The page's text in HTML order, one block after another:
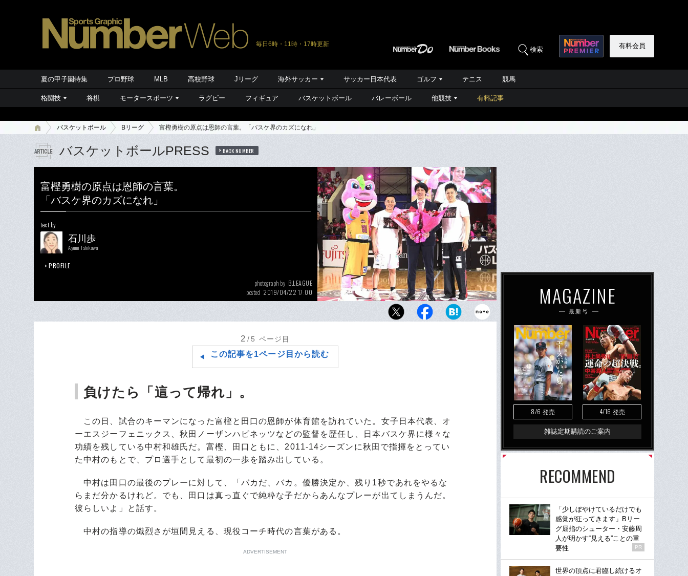
毎日6時・11時・17時更新
検索 有料会員
夏の甲子園特集 プロ野球 MLB 高校野球 Jリーグ 海外サッカー サッカー日本代表 ゴルフ テニス 競馬
格闘技 将棋 モータースポーツ ラグビー フィギュア バスケットボール バレーボール 他競技 有料記事
バスケットボール Bリーグ 富樫勇樹の原点は恩師の言葉。「バスケ界のカズになれ」
バスケットボールPRESS BACK NUMBER
富樫勇樹の原点は恩師の言葉。
「バスケ界のカズになれ」
text by
石川歩
Ayumi Ishikawa
PROFILE
photograph by B.LEAGUE
posted 2019/04/22 17:00
試合当日は秋田・水町亮介（中）の引退セレモニーも行な
2 /5 ページ目
この記事を1ページ目から読む
負けたら「這って帰れ」。
この日、試合のキーマンになった富樫と田口の恩師が体育館を訪れていた。女子日本代表、オ
ーエスジーフェニックス、秋田ノーザンハピネッツなどの監督を歴任し、日本バスケ界に様々な
功績を残している中村和雄氏だ。富樫、田口ともに、2011-14シーズンに秋田で指揮をとってい
た中村のもとで、プロ選手として最初の一歩を踏み出している。
中村は田口の最後のプレーに対して、「バカだ、バカ。優勝決定か、残り1秒であれをやるな
らまだ分かるけれど。でも、田口は真っ直ぐで純粋な子だからあんなプレーが出てしまうんだ。
彼らしいよ」と話す。
中村の指導の熾烈さが垣間見える、現役コーチ時代の言葉がある。
ADVERTISEMENT
MAGAZINE
最新号
8/6 発売 4/16 発売
雑誌定期購読のご案内
RECOMMEND
「少しぼやけているだけでも
感覚が狂ってきます」Bリー
グ屈指のシューター・安藤周
人が明かす“見える”ことの重
要性
PR
世界の頂点に君臨し続けるオ